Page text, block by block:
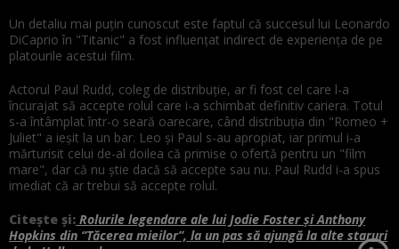
Un detaliu mai puțin cunoscut este faptul că succesul lui Leonardo
DiCaprio în "Titanic" a fost influențat indirect de experiența de pe
platourile acestui film.
Actorul Paul Rudd, coleg de distribuție, ar fi fost cel care l-a
încurajat să accepte rolul care i-a schimbat definitiv cariera. Totul
s-a întâmplat într-o seară oarecare, când distribuția din "Romeo +
Juliet" a ieșit la un bar. Leo și Paul s-au apropiat, iar primul i-a
mărturisit celui de-al doilea că primise o ofertă pentru un "film
mare", dar că nu știe dacă să accepte sau nu. Paul Rudd i-a spus
imediat că ar trebui să accepte rolul.
Citește și: Rolurile legendare ale lui Jodie Foster și Anthony
Hopkins din “Tăcerea mieilor”, la un pas să ajungă la alte staruri